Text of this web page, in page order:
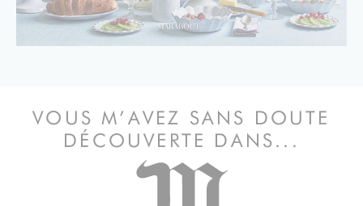
VOUS M’AVEZ SANS DOUTE
DÉCOUVERTE DANS...